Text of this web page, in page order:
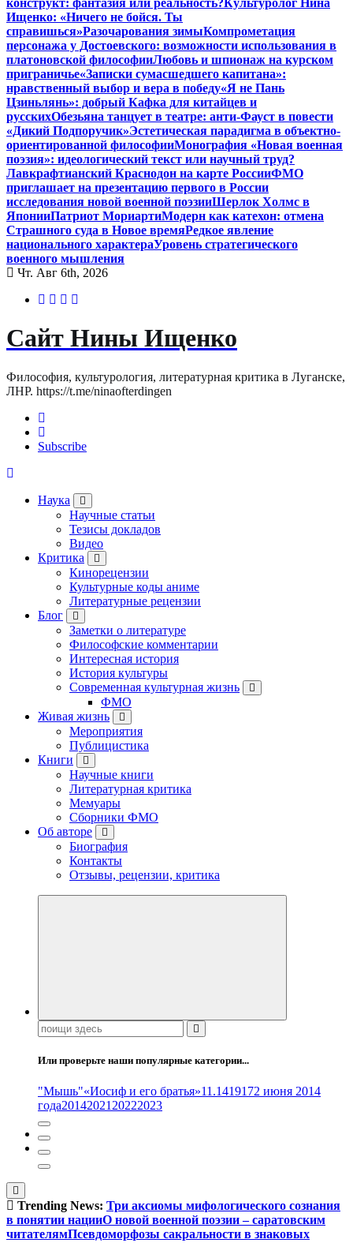
конструкт: фантазия или реальность?Культуролог Нина
Ищенко: «Ничего не бойся. Ты
справишься»Разочарования зимыКомпрометация
персонажа у Достоевского: возможности использования в
платоновской философииЛюбовь и шпионаж на курском
приграничье«Записки сумасшедшего капитана»:
нравственный выбор и вера в победу«Я не Пань
Цзиньлянь»: добрый Кафка для китайцев и
русскихОбезьяна танцует в театре: анти-Фауст в повести
«Дикий Подпоручик»Эстетическая парадигма в объектно-
ориентированной философииМонография «Новая военная
поэзия»: идеологический текст или научный труд?
Лавкрафтианский Краснодон на карте РоссииФМО
приглашает на презентацию первого в России
исследования новой военной поэзииШерлок Холмс в
ЯпонииПатриот МориартиМодерн как катехон: отмена
Страшного суда в Новое времяРедкое явление
национального характераУровень стратегического
военного мышления
Чт. Авг 6th, 2026
Сайт Нины Ищенко
Философия, культурология, литературная критика в Луганске,
ЛНР. https://t.me/ninaofterdingen
Subscribe
Наука
Научные статьи
Тезисы докладов
Видео
Критика
Кинорецензии
Культурные коды аниме
Литературные рецензии
Блог
Заметки о литературе
Философские комментарии
Интересная история
История культуры
Современная культурная жизнь
ФМО
Живая жизнь
Мероприятия
Публицистика
Книги
Научные книги
Литературная критика
Мемуары
Сборники ФМО
Об авторе
Биография
Контакты
Отзывы, рецензии, критика
Поиск:
Или проверьте наши популярные категории...
"Мышь"«Иосиф и его братья»11.1419172 июня 2014
года20142021 20222023
Trending News: Три аксиомы мифологического сознания
в понятии нацииО новой военной поэзии – саратовским
читателямПсевдоморфозы сакральности в знаковых